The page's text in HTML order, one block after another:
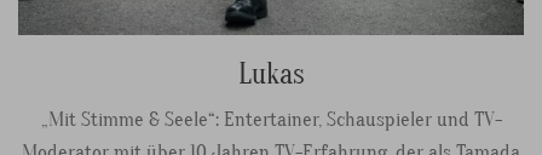
Lukas
„Mit Stimme & Seele“: Entertainer, Schauspieler und TV-